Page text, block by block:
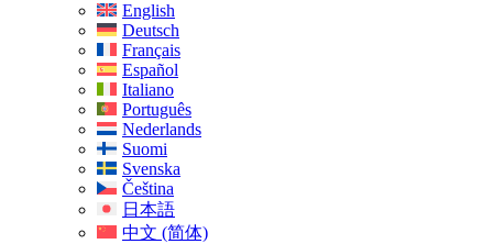
English
Deutsch
Français
Español
Italiano
Português
Nederlands
Suomi
Svenska
Čeština
日本語
中文 (简体)